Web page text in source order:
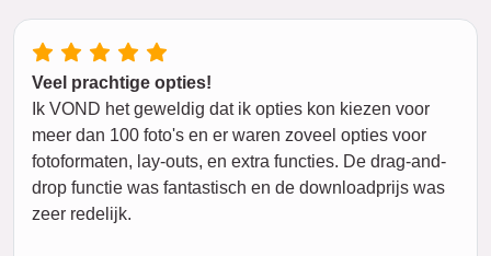
Veel prachtige opties!
Ik VOND het geweldig dat ik opties kon kiezen voor
meer dan 100 foto's en er waren zoveel opties voor
fotoformaten, lay-outs, en extra functies. De drag-and-
drop functie was fantastisch en de downloadprijs was
zeer redelijk.